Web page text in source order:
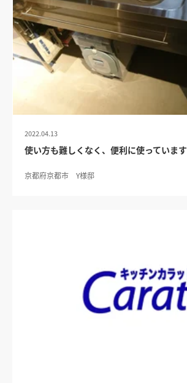
2022.04.13
使い方も難しくなく、便利に使っています
京都府京都市 Y様邸